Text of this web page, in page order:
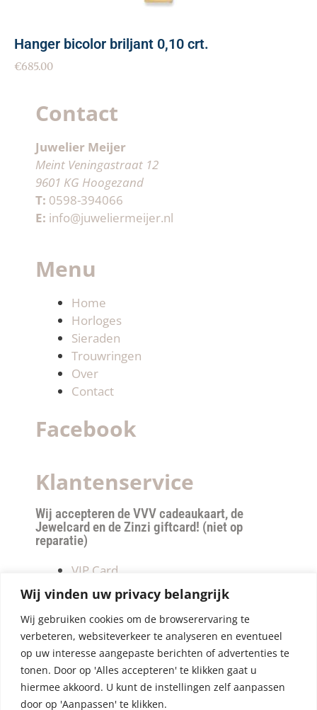
Wij vinden uw privacy belangrijk
Wij gebruiken cookies om de browserervaring te
verbeteren, websiteverkeer te analyseren en eventueel
op uw interesse aangepaste berichten of advertenties te
tonen. Door op 'Alles accepteren' te klikken gaat u
hiermee akkoord. U kunt de instellingen zelf aanpassen
door op 'Aanpassen' te klikken.
Hanger bicolor briljant 0,10 crt.
€685.00
Contact
Juwelier Meijer
Meint Veningastraat 12
9601 KG Hoogezand
T: 0598-394066
E: info@juweliermeijer.nl
Menu
Home
Horloges
Sieraden
Trouwringen
Over
Contact
Facebook
Klantenservice
Wij accepteren de VVV cadeaukaart, de
Jewelcard en de Zinzi giftcard! (niet op
reparatie)
VIP Card
Retourneren
Betalen & verzendkosten
Privacy Policy
Algemene Voorwaarden